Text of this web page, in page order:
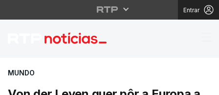
Entrar
Von der Leyen quer
MUNDO